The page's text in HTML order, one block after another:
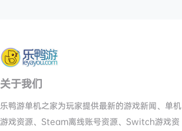
关于我们
乐鸭游单机之家为玩家提供最新的游戏新闻、单机
游戏资源、Steam离线账号资源、Switch游戏资